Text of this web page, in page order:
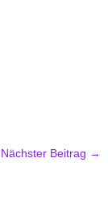
Nächster Beitrag →